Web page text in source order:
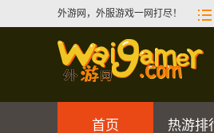
外游网，外服游戏一网打尽！
首页 热游排